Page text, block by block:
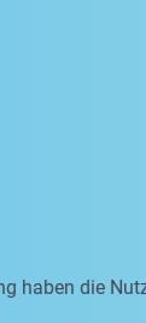
haben die